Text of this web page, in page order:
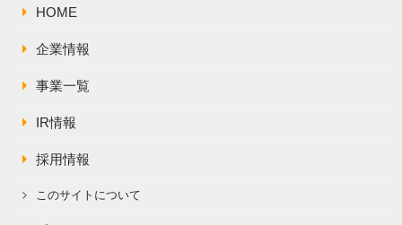
HOME
企業情報
事業一覧
IR情報
採用情報
このサイトについて